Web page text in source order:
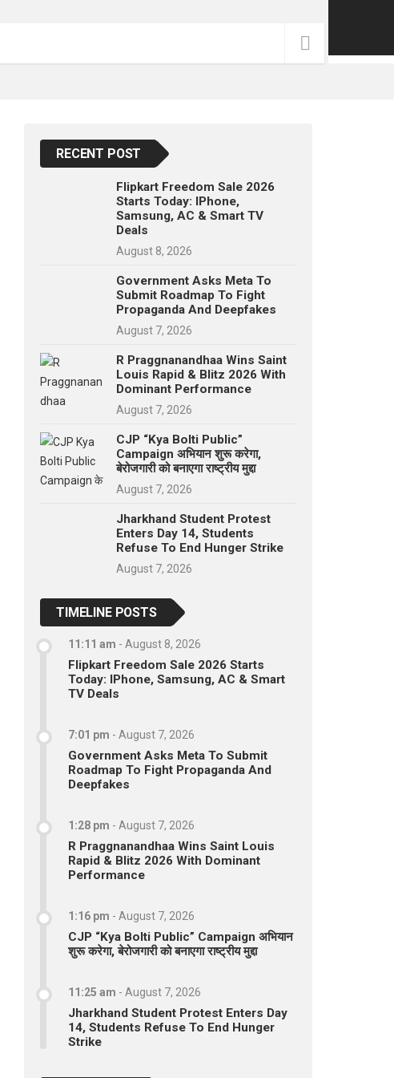
RECENT POST
Flipkart Freedom Sale 2026
Starts Today: IPhone,
Samsung, AC & Smart TV
Deals
August 8, 2026
Government Asks Meta To
Submit Roadmap To Fight
Propaganda And Deepfakes
August 7, 2026
R Praggnanandhaa Wins Saint
Louis Rapid & Blitz 2026 With
Dominant Performance
August 7, 2026
CJP “Kya Bolti Public”
Campaign अभियान शुरू करेगा,
बेरोजगारी को बनाएगा राष्ट्रीय मुद्दा
August 7, 2026
Jharkhand Student Protest
Enters Day 14, Students
Refuse To End Hunger Strike
August 7, 2026
TIMELINE POSTS
11:11 am - August 8, 2026
Flipkart Freedom Sale 2026 Starts
Today: IPhone, Samsung, AC & Smart
TV Deals
7:01 pm - August 7, 2026
Government Asks Meta To Submit
Roadmap To Fight Propaganda And
Deepfakes
1:28 pm - August 7, 2026
R Praggnanandhaa Wins Saint Louis
Rapid & Blitz 2026 With Dominant
Performance
1:16 pm - August 7, 2026
CJP “Kya Bolti Public” Campaign अभियान
शुरू करेगा, बेरोजगारी को बनाएगा राष्ट्रीय मुद्दा
11:25 am - August 7, 2026
Jharkhand Student Protest Enters Day
14, Students Refuse To End Hunger
Strike